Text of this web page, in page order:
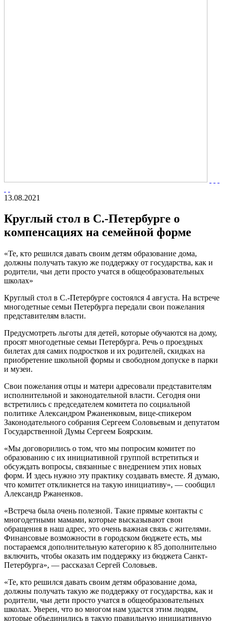
13.08.2021
Круглый стол в С.-Петербурге о
компенсациях на семейной форме
«Те, кто решился давать своим детям образование дома,
должны получать такую же поддержку от государства, как и
родители, чьи дети просто учатся в общеобразовательных
школах»
Круглый стол в С.-Петербурге состоялся 4 августа. На встрече
многодетные семьи Петербурга передали свои пожелания
представителям власти.
Предусмотреть льготы для детей, которые обучаются на дому,
просят многодетные семьи Петербурга. Речь о проездных
билетах для самих подростков и их родителей, скидках на
приобретение школьной формы и свободном допуске в парки
и музеи.
Свои пожелания отцы и матери адресовали представителям
исполнительной и законодательной власти. Сегодня они
встретились с председателем комитета по социальной
политике Александром Ржаненковым, вице-спикером
Законодательного собрания Сергеем Соловьевым и депутатом
Государственной Думы Сергеем Боярским.
«Мы договорились о том, что мы попросим комитет по
образованию с их инициативной группой встретиться и
обсуждать вопросы, связанные с внедрением этих новых
форм. И здесь нужно эту практику создавать вместе. Я думаю,
что комитет откликнется на такую инициативу», — сообщил
Александр Ржаненков.
«Встреча была очень полезной. Такие прямые контакты с
многодетными мамами, которые высказывают свои
обращения в наш адрес, это очень важная связь с жителями.
Финансовые возможности в городском бюджете есть, мы
постараемся дополнительную категорию к 85 дополнительно
включить, чтобы оказать им поддержку из бюджета Санкт-
Петербурга», — рассказал Сергей Соловьев.
«Те, кто решился давать своим детям образование дома,
должны получать такую же поддержку от государства, как и
родители, чьи дети просто учатся в общеобразовательных
школах. Уверен, что во многом нам удастся этим людям,
которые объединились в такую правильную инициативную